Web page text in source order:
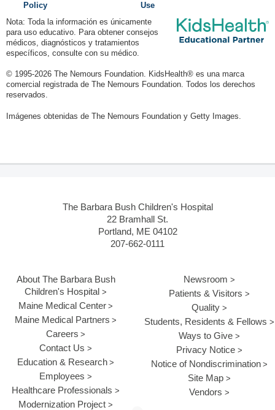
Policy
Use
Nota: Toda la información es únicamente
para uso educativo. Para obtener consejos
médicos, diagnósticos y tratamientos
específicos, consulte con su médico.
© 1995-2026 The Nemours Foundation. KidsHealth® es una marca
comercial registrada de The Nemours Foundation. Todos los derechos
reservados.
Imágenes obtenidas de The Nemours Foundation y Getty Images.
The Barbara Bush Children's Hospital
22 Bramhall St.
Portland, ME 04102
207-662-0111
About The Barbara Bush
Children's Hospital
Maine Medical Center
Maine Medical Partners
Careers
Contact Us
Education & Research
Employees
Healthcare Professionals
Modernization Project
Newsroom
Patients & Visitors
Quality
Students, Residents & Fellows
Ways to Give
Privacy Notice
Notice of Nondiscrimination
Site Map
Vendors